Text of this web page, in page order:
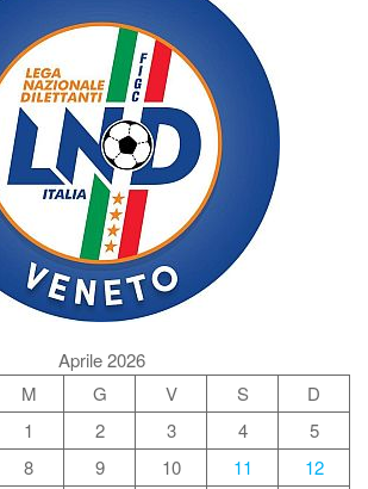
Aprile 2026
M G V S
D
1
2 3 4
5
8 9 10 11
12